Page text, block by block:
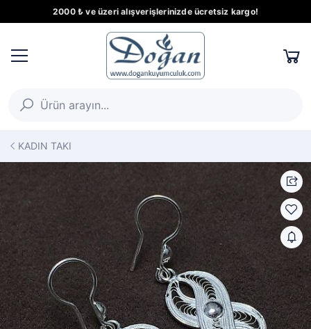
2000 ₺ ve üzeri alışverişlerinizde ücretsiz kargo!
KADIN TAKI